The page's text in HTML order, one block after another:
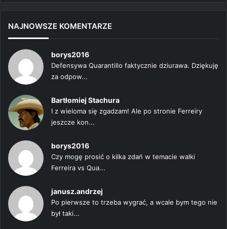
NAJNOWSZE KOMENTARZE
borys2016
Defensywa Quarantillo faktycznie dziurawa. Dziękuję
za odpow...
Bartłomiej Stachura
I z wieloma się zgadzam! Ale po stronie Ferreiry
jeszcze kon...
borys2016
Czy mogę prosić o kilka zdań w temacie walki
Ferreira vs Qua...
janusz.andrzej
Po pierwsze to trzeba wygrać, a wcale bym tego nie
był taki...